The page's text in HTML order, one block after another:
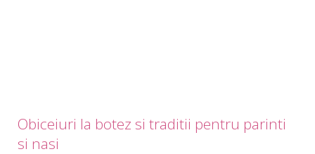
Obiceiuri la botez si traditii pentru parinti
si nasi